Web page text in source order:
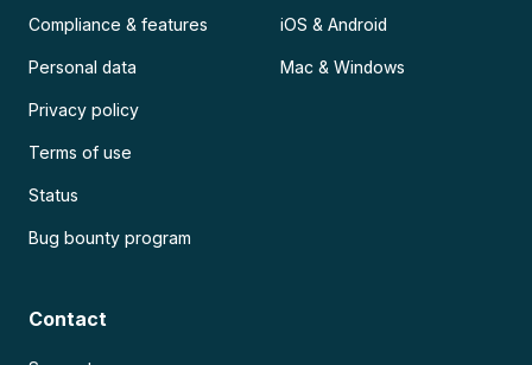
Compliance & features
Personal data
Privacy policy
Terms of use
Status
Bug bounty program
iOS & Android
Mac & Windows
Contact